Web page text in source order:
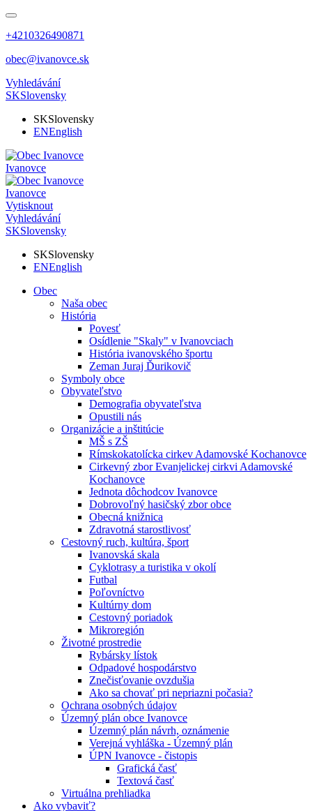
+4210326490871
obec@ivanovce.sk
Vyhledávání
SKSlovensky
SKSlovensky
ENEnglish
Ivanovce
Ivanovce
Vytisknout
Vyhledávání
SKSlovensky
SKSlovensky
ENEnglish
Obec
Naša obec
História
Povesť
Osídlenie "Skaly" v Ivanovciach
História ivanovského športu
Zeman Juraj Ďurikovič
Symboly obce
Obyvateľstvo
Demografia obyvateľstva
Opustili nás
Organizácie a inštitúcie
MŠ s ZŠ
Rímskokatolícka cirkev Adamovské Kochanovce
Cirkevný zbor Evanjelickej cirkvi Adamovské
Kochanovce
Jednota dôchodcov Ivanovce
Dobrovoľný hasičský zbor obce
Obecná knižnica
Zdravotná starostlivosť
Cestovný ruch, kultúra, šport
Ivanovská skala
Cyklotrasy a turistika v okolí
Futbal
Poľovníctvo
Kultúrny dom
Cestovný poriadok
Mikroregión
Životné prostredie
Rybársky lístok
Odpadové hospodárstvo
Znečisťovanie ovzdušia
Ako sa chovať pri nepriazni počasia?
Ochrana osobných údajov
Územný plán obce Ivanovce
Územný plán návrh, oznámenie
Verejná vyhláška - Územný plán
ÚPN Ivanovce - čistopis
Grafická časť
Textová časť
Virtuálna prehliadka
Ako vybaviť?